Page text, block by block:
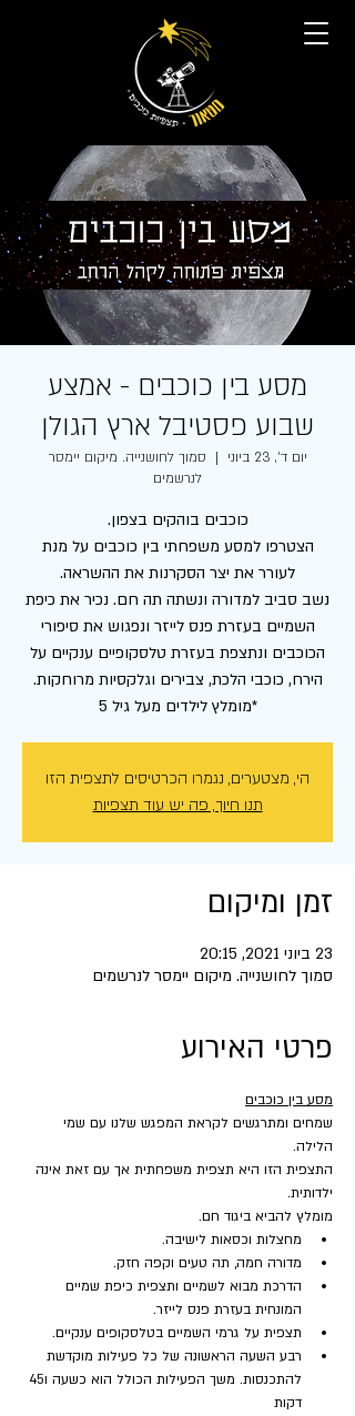
מסע בין כוכבים - אמצע
שבוע פסטיבל ארץ הגולן
יום ד׳, 23 ביוני
  |
סמוך לחושנייה. מיקום יימסר
לנרשמים
הצטרפו למסע משפחתי בין כוכבים על מנת
נשב סביב למדורה ונשתה תה חם. נכיר את כיפת
השמיים בעזרת פנס לייזר ונפגוש את סיפורי
הכוכבים ונתצפת בעזרת טלסקופיים ענקיים על
*מומלץ לילדים מעל גיל 5
הי, מצטערים, נגמרו הכרטיסים לתצפית הזו
תנו חיוך, פה יש עוד תצפיות
זמן ומיקום
23 ביוני 2021, 20:15
סמוך לחושנייה. מיקום יימסר לנרשמים
פרטי האירוע
מסע בין כוכבים
שמחים ומתרגשים לקראת המפגש שלנו עם שמי
הלילה.
התצפית הזו היא תצפית משפחתית אך עם זאת אינה
ילדותית.
מומלץ להביא ביגוד חם.
מחצלות וכסאות לישיבה.
מדורה חמה, תה טעים וקפה חזק.
הדרכת מבוא לשמיים ותצפית כיפת שמיים
המונחית בעזרת פנס לייזר.
תצפית על גרמי השמיים בטלסקופים ענקיים.
רבע השעה הראשונה של כל פעילות מוקדשת
דקות